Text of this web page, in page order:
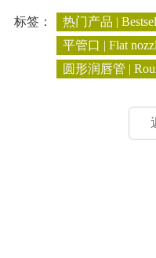
标签：
热门产品 |
平管口 | Flat
圆形润唇管 |